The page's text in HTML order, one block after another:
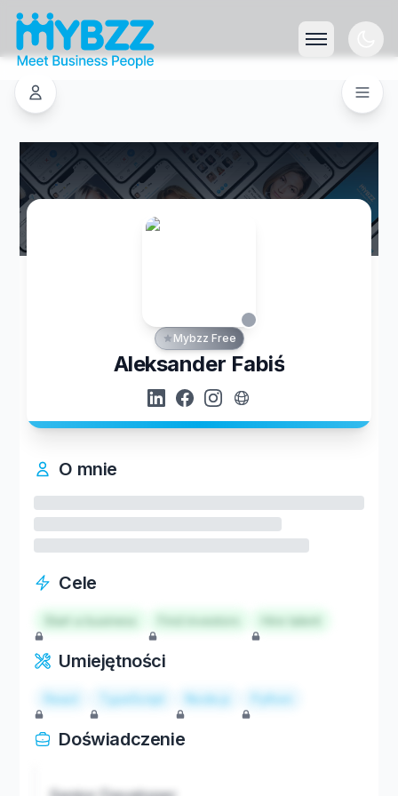
Mybzz Free
Aleksander Fabiś
O mnie
Cele
Start a business Hire talent
Umiejętności
React TypeScript Node.js Python
Doświadczenie